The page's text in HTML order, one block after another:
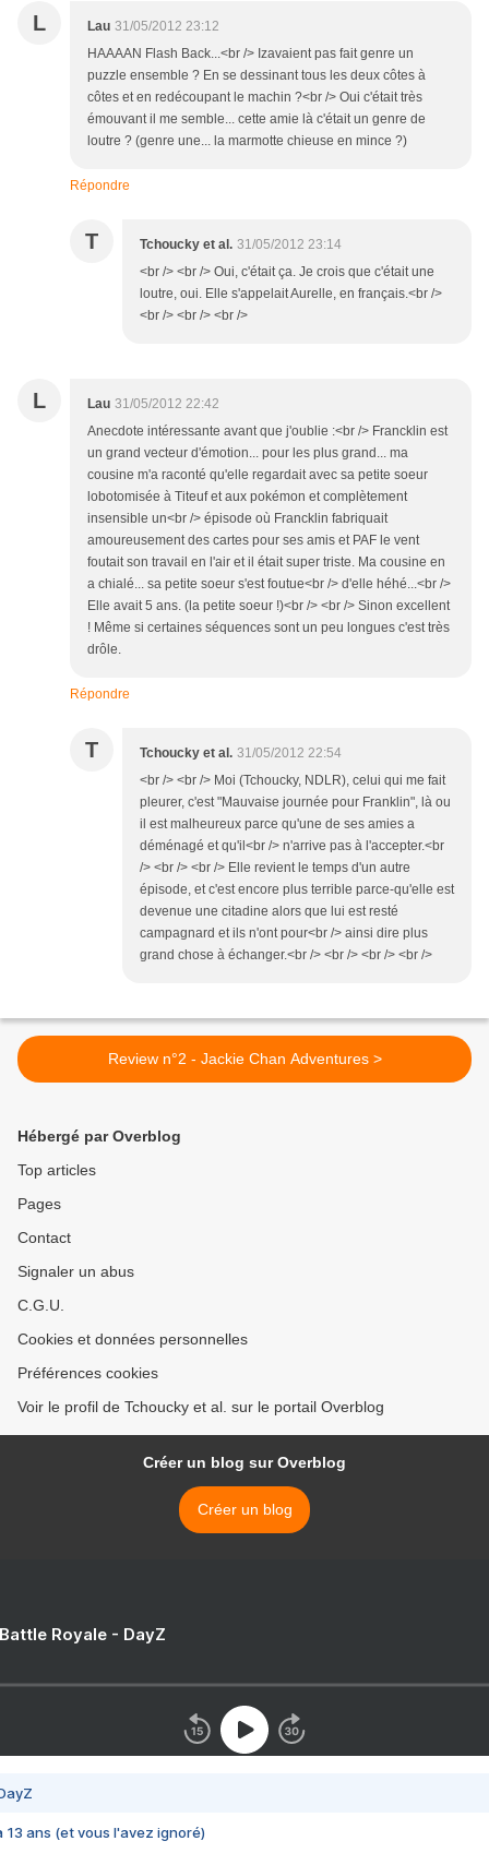
L Lau 31/05/2012 23:12
HAAAAN Flash Back...<br /> Izavaient pas fait genre un
puzzle ensemble ? En se dessinant tous les deux côtes à
côtes et en redécoupant le machin ?<br /> Oui c'était très
émouvant il me semble... cette amie là c'était un genre de
loutre ? (genre une... la marmotte chieuse en mince ?)
Répondre
T Tchoucky et al. 31/05/2012 23:14
<br /> <br /> Oui, c'était ça. Je crois que c'était une
loutre, oui. Elle s'appelait Aurelle, en français.<br />
<br /> <br /> <br />
L Lau 31/05/2012 22:42
Anecdote intéressante avant que j'oublie :<br /> Francklin est
un grand vecteur d'émotion... pour les plus grand... ma
cousine m'a raconté qu'elle regardait avec sa petite soeur
lobotomisée à Titeuf et aux pokémon et complètement
insensible un<br /> épisode où Francklin fabriquait
amoureusement des cartes pour ses amis et PAF le vent
foutait son travail en l'air et il était super triste. Ma cousine en
a chialé... sa petite soeur s'est foutue<br /> d'elle héhé...<br />
Elle avait 5 ans. (la petite soeur !)<br /> <br /> Sinon excellent
! Même si certaines séquences sont un peu longues c'est très
drôle.
Répondre
T Tchoucky et al. 31/05/2012 22:54
<br /> <br /> Moi (Tchoucky, NDLR), celui qui me fait
pleurer, c'est "Mauvaise journée pour Franklin", là ou
il est malheureux parce qu'une de ses amies a
déménagé et qu'il<br /> n'arrive pas à l'accepter.<br
/> <br /> <br /> Elle revient le temps d'un autre
épisode, et c'est encore plus terrible parce-qu'elle est
devenue une citadine alors que lui est resté
campagnard et ils n'ont pour<br /> ainsi dire plus
grand chose à échanger.<br /> <br /> <br /> <br />
Review n°2 - Jackie Chan Adventures >
Hébergé par Overblog
Top articles
Pages
Contact
Signaler un abus
C.G.U.
Cookies et données personnelles
Préférences cookies
Voir le profil de Tchoucky et al. sur le portail Overblog
Créer un blog sur Overblog
Créer un blog
Royale - DayZ
13 ans (et vous l'avez ignoré)